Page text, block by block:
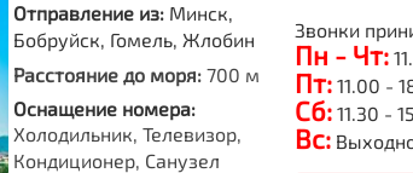
Отправление из: Минск,
Бобруйск, Гомель, Жлобин
Расстояние до моря:700 м
Оснащение номера:
Холодильник, Телевизор,
Кондиционер, Санузел
Звонки
Пн - Чт:
Пт:11.00 -
Сб:11.30 -
Вс: